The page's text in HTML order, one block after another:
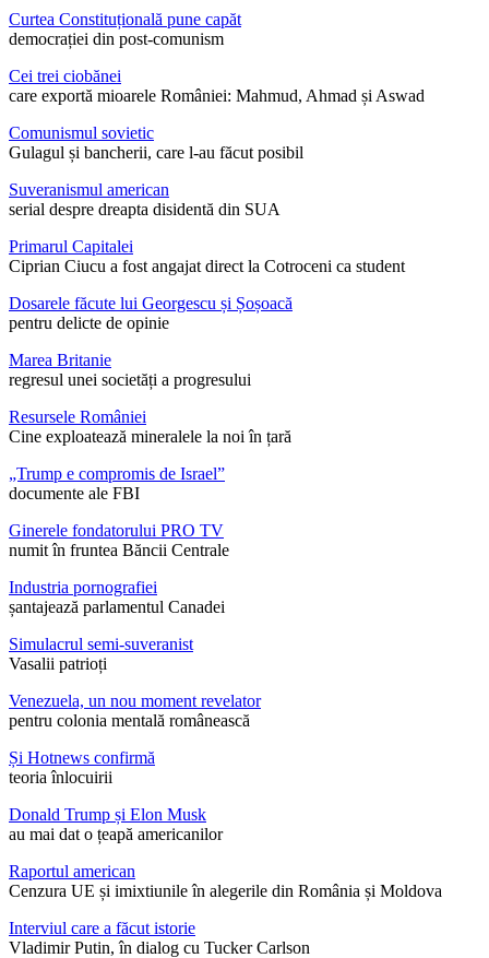
Curtea Constituțională pune capăt
democrației din post-comunism
Cei trei ciobănei
care exportă mioarele României: Mahmud, Ahmad și Aswad
Comunismul sovietic
Gulagul și bancherii, care l-au făcut posibil
Suveranismul american
serial despre dreapta disidentă din SUA
Primarul Capitalei
Ciprian Ciucu a fost angajat direct la Cotroceni ca student
Dosarele făcute lui Georgescu și Șoșoacă
pentru delicte de opinie
Marea Britanie
regresul unei societăți a progresului
Resursele României
Cine exploatează mineralele la noi în țară
„Trump e compromis de Israel”
documente ale FBI
Ginerele fondatorului PRO TV
numit în fruntea Băncii Centrale
Industria pornografiei
șantajează parlamentul Canadei
Simulacrul semi-suveranist
Vasalii patrioți
Venezuela, un nou moment revelator
pentru colonia mentală românească
Și Hotnews confirmă
teoria înlocuirii
Donald Trump și Elon Musk
au mai dat o țeapă americanilor
Raportul american
Cenzura UE și imixtiunile în alegerile din România și Moldova
Interviul care a făcut istorie
Vladimir Putin, în dialog cu Tucker Carlson